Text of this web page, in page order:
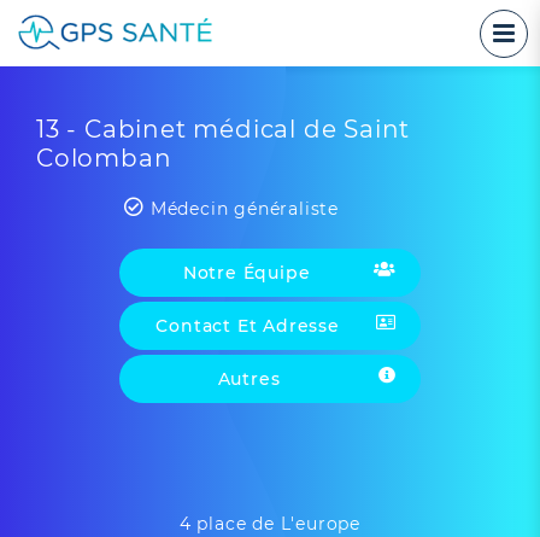
13 - Cabinet médical de Saint
Colomban
Médecin généraliste
Notre Équipe
Contact Et Adresse
Autres
4 place de L'europe